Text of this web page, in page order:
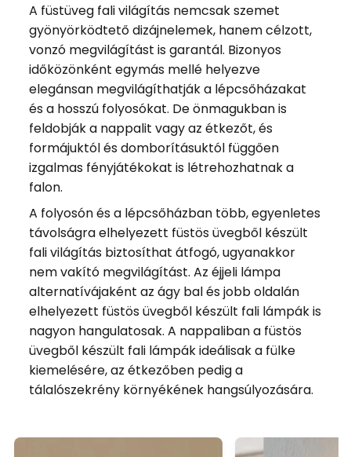
A füstüveg fali világítás nemcsak szemet
gyönyörködtető dizájnelemek, hanem célzott,
vonzó megvilágítást is garantál. Bizonyos
időközönként egymás mellé helyezve
elegánsan megvilágíthatják a lépcsőházakat
és a hosszú folyosókat. De önmagukban is
feldobják a nappalit vagy az étkezőt, és
formájuktól és domborításuktól függően
izgalmas fényjátékokat is létrehozhatnak a
falon.
A folyosón és a lépcsőházban több, egyenletes
távolságra elhelyezett füstös üvegből készült
fali világítás biztosíthat átfogó, ugyanakkor
nem vakító megvilágítást. Az éjjeli lámpa
alternatívájaként az ágy bal és jobb oldalán
elhelyezett füstös üvegből készült fali lámpák is
nagyon hangulatosak. A nappaliban a füstös
üvegből készült fali lámpák ideálisak a fülke
kiemelésére, az étkezőben pedig a
tálalószekrény környékének hangsúlyozására.